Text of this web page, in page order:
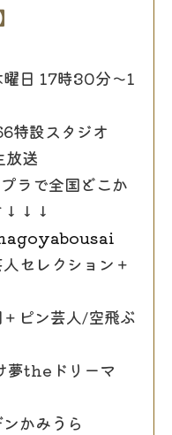
⽇ 17時30分〜1
特設スタジオ
送
で全国どこか
↓↓↓
セレクション＋
ピン芸人/空飛ぶ
夢theドリーマ
かみうら